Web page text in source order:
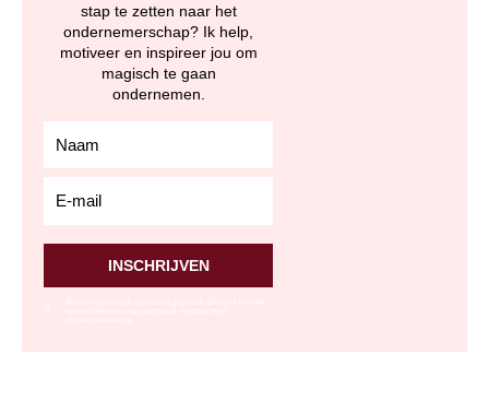
stap te zetten naar het
ondernemerschap? Ik help,
motiveer en inspireer jou om
magisch te gaan
ondernemen.
INSCHRIJVEN